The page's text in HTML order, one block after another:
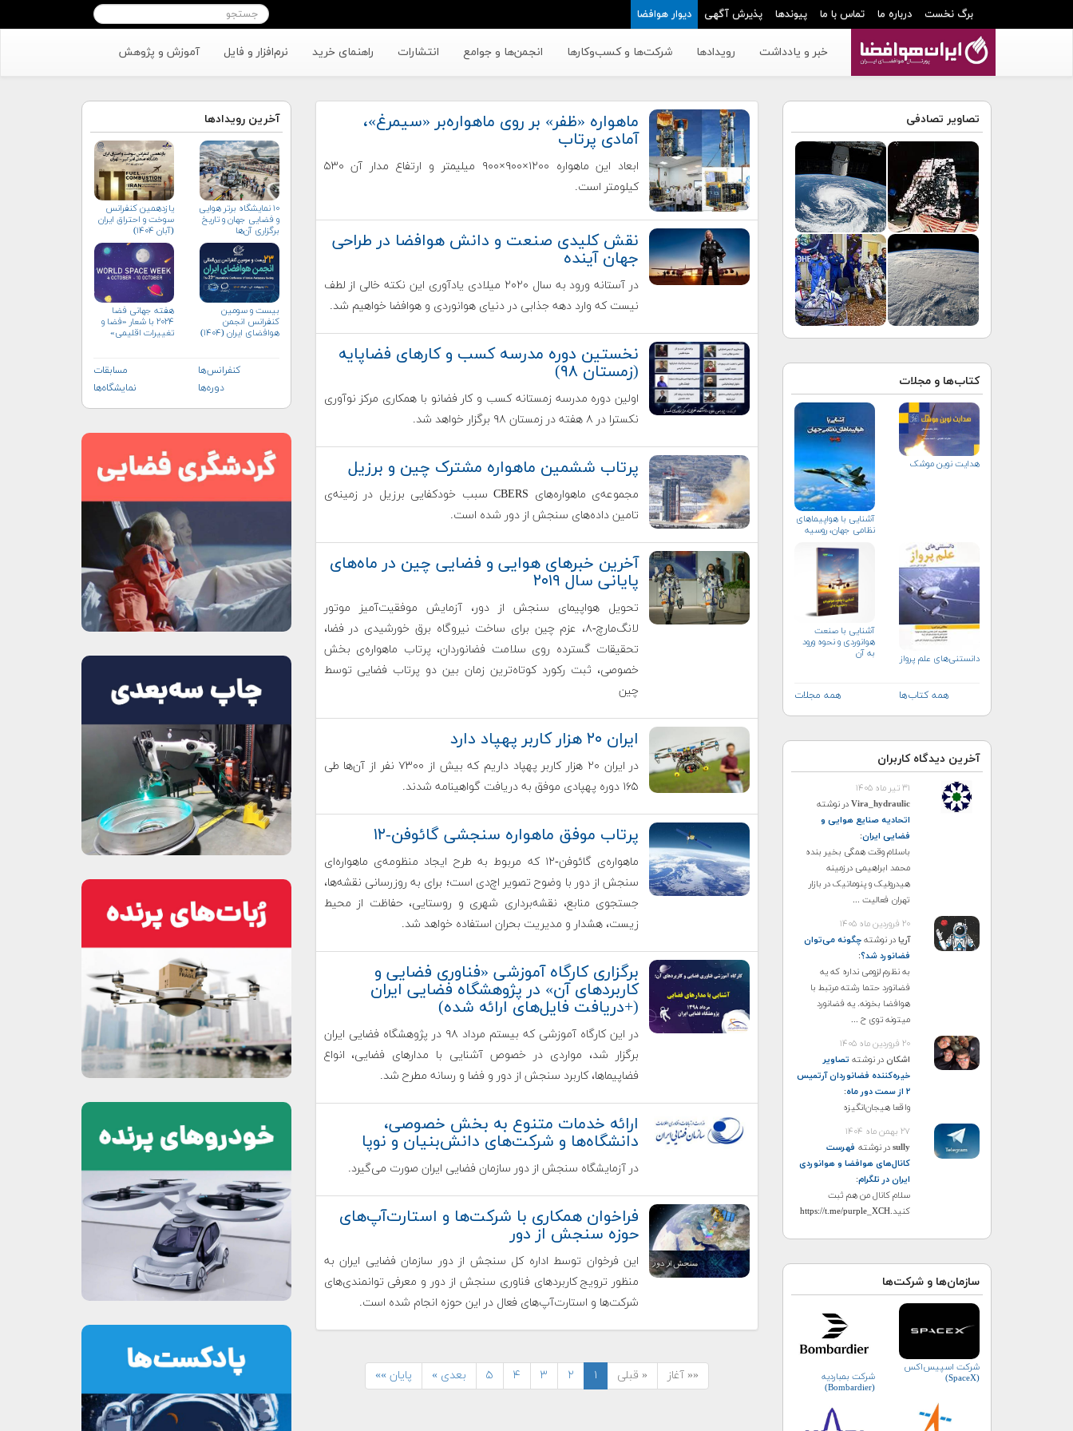
برگ نخست درباره ما تماس با ما پیوندها پذیرش آگهی دیوار هوافضا
خبر و یادداشت رویدادها شرکت‌ها و کسب‌وکار‌ها انجمن‌ها و جوامع انتشارات راهنمای خرید نرم‌افزار و فایل آموزش و پژوهش
تصاویر تصادفی
کتاب‌ها و مجلات
هدایت نوین موشک
آشنایی با هواپیماهای
نظامی جهان، روسیه
دانستنی‌های علم پرواز
آشنایی با صنعت
هوانوردی و نحوه ورود
به آن
همه کتاب‌ها همه مجلات
آخرین دیدگاه کاربران
۳۱ تیر ماه ۱۴۰۵
Vira_hydraulicدر نوشته
اتحادیه صنایع هوایی و
فضایی ایران:
باسلام وقت همگی بخیر بنده
محمد ابراهیمی درزمینه
هیدرولیک و پنوماتیک در بازار
تهران فعالیت ...
۲۰ فروردین ماه ۱۴۰۵
آریادر نوشتهچگونه می‌توان
فضانورد شد؟:
به نظرم لزومی نداره که یه
فضانورد حتما رشته مرتبط با
هوافضا بخونه. یه فضانورد
میتونه توی ح ...
۲۰ فروردین ماه ۱۴۰۵
اشکاندر نوشته تصاویر
خیره‌کننده فضانوردان آرتمیس
۲ از سمت دور ماه
:
واقعا هیجان‌انگیزه
۲۷ بهمن ماه ۱۴۰۴
sullyدر نوشته فهرست
کانال‌های هوافضا و هوانوردی
ایران در تلگرام:
سلام کانال من هم ثبت
کنید.https://t.me/purple_XCH
سازمان‌ها و شرکت‌ها
شرکت اسپیس‌اکس
(SpaceX)
شرکت بمباردیه
(Bombardier)
ماهواره «ظفر» بر روی ماهواره‌بر «سیمرغ»،
آماد‌ی پرتاب
ابعاد این ماهواره ۱۲۰۰×۹۰۰×۹۰۰ میلیمتر و ارتفاع مدار آن ۵۳۰
کیلومتر است.
نقش کلیدی صنعت و دانش هوافضا در طراحی
جهان آینده
در آستانه ورود به سال ۲۰۲۰ میلادی یادآوری این نکته خالی از لطف
نیست که وارد دهه جذابی در دنیای هوانوردی و هوافضا خواهیم شد.
نخستین دوره مدرسه کسب و کارهای فضاپایه
(زمستان ۹۸)
اولین دوره مدرسه زمستانه کسب و کار فضانو با همکاری مرکز نوآوری
نکسترا در ۸ هفته در زمستان ۹۸ برگزار خواهد شد.
پرتاب ششمین ماهواره مشترک چین و‌ برزیل
مجموعه‌ی ماهواره‌های CBERS سبب خودکفایی برزیل در زمینه‌ی
تامین داده‌های سنجش از دور شده است.
آخرین خبرهای هوایی و فضایی چین در ماه‌های
پایانی سال ۲۰۱۹
تحویل هواپیمای سنجش از دور، آزمایش موفقیت‌آمیز موتور
لانگ‌مارچ-۸، عزم چین برای ساخت نیروگاه برق خورشیدی در فضا،
تحقیقات گسترده‌ روی سلامت فضانوردان، پرتاب ماهواره‌ی بخش
خصوصی، ثبت رکورد کوتاه‌ترین زمان بین دو پرتاب فضایی توسط
چین
ایران ۲۰ هزار کاربر پهپاد دارد
در ایران ۲۰ هزار کاربر پهپاد داریم که بیش از ۷۳۰۰ نفر از آن‌ها طی
۱۶۵ دوره پهپادی موفق به دریافت گواهینامه شدند.
‌‌پرتاب موفق ماهواره سنجشی گائوفن-۱۲
ماهواره‌ی گائوفن-۱۲ که مربوط به طرح ایجاد منظومه‌ی ماهواره‌ای
سنجش از دور با وضوح تصویر اچ‌دی است؛ برای به روزرسانی نقشه‌ها،
جستجوی منابع، نقشه‌برداری شهری و‌ روستایی، حفاظت از محیط
زیست، هشدار و مدیریت بحران استفاده خواهد شد‌.
برگزاری کارگاه آموزشی «فناوری فضایی و
کاربردهای آن» در پژوهشگاه فضایی ایران
(+دریافت فایل‌های ارائه شده)
در این کارگاه آموزشی که بیستم مرداد ۹۸ در پژوهشگاه فضایی ایران
برگزار شد، مواردی در خصوص آشنایی با مدارهای فضایی، انواع
فضاپیماها، کاربرد سنجش از دور و فضا و رسانه مطرح شد.
ارائه خدمات متنوع به بخش خصوصی،
دانشگاه‌ها و شرکت‌های دانش‌بنیان و نوپا
در آزمایشگاه سنجش از دور سازمان فضایی ایران صورت می‌گیرد.
فراخوان همکاری با شرکت‌ها و استارت‌‌آپ‌‌های
حوزه سنجش از دور
این فرخوان توسط اداره کل سنجش از دور سازمان فضایی ایران به
منظور ترویج کاربردهای فناوری سنجش از دور و معرفی توانمندی‌های
شرکت‌ها و استارت‌آپ‌های فعال در این حوزه انجام شده است.
«« آغاز « قبلی ۱ ۲ ۳ ۴ ۵ بعدی » پایان »»
آخرین رویدادها
۱۰ نمایشگاه برتر هوایی
و فضایی جهان و تاریخ
برگزاری آن‌ها
یازدهمین کنفرانس
سوخت و احتراق ایران
(آبان‌ ۱۴۰۴)
بیست و سومین
کنفرانس انجمن
هوافضای ايران (۱۴۰۴)
هفته جهانی فضا
۲۰۲۴ با شعار «فضا و
تغییرات اقلیمی»
کنفرانس‌ها
مسابقات
دوره‌ها
نمایشگاه‌ها